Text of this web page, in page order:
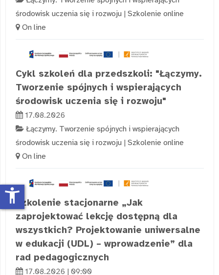
środowisk uczenia się i rozwoju | Szkolenie online
On line
Cykl szkoleń dla przedszkoli: "Łączymy.
Tworzenie spójnych i wspierających
środowisk uczenia się i rozwoju"
17.08.2026
Łączymy. Tworzenie spójnych i wspierających
środowisk uczenia się i rozwoju | Szkolenie online
On line
Szkolenie stacjonarne „Jak
zaprojektować lekcję dostępną dla
wszystkich? Projektowanie uniwersalne
w edukacji (UDL) – wprowadzenie” dla
rad pedagogicznych
17.08.2026 | 09:00
accessibility_new